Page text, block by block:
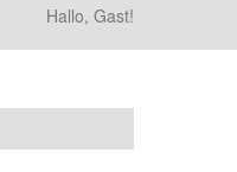
Hallo, Gast!